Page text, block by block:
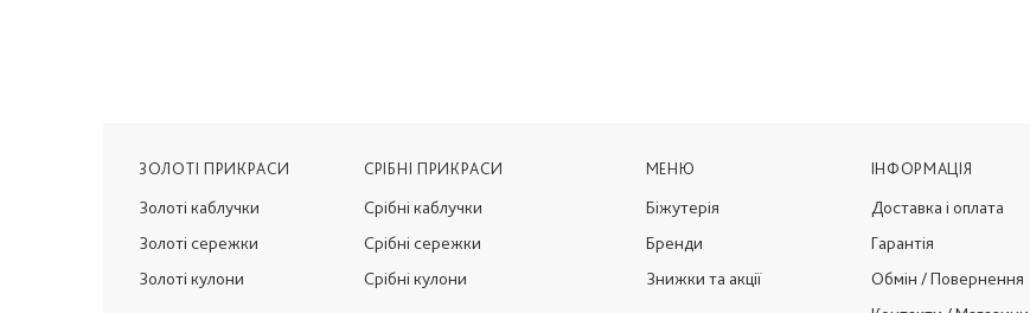
ЗОЛОТІ ПРИКРАСИ
Золоті каблучки
Золоті сережки
Золоті кулони
СРІБНІ ПРИКРАСИ
Срібні каблучки
Срібні сережки
Срібні кулони
МЕНЮ
Біжутерія
Бренди
Знижки та акції
ІНФОРМАЦІЯ
Доставка і оплата
Гарантія
Обмін / Повернення